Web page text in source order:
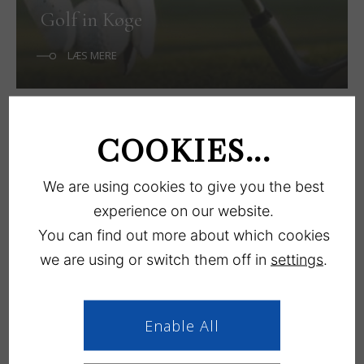
Golf in Køge
LÆS MERE
Knuthenborg Safaripark
LÆS MERE
COOKIES...
We are using cookies to give you the best
experience on our website.
You can find out more about which cookies
we are using or switch them off in settings.
Enable All